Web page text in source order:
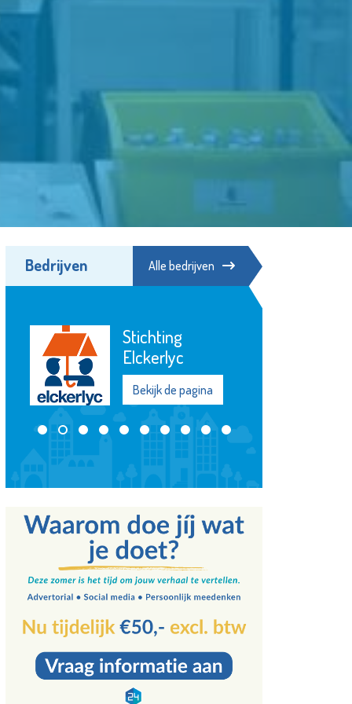
Bedrijven Alle bedrijven
Stichting
Elckerlyc
Bekijk de pagina